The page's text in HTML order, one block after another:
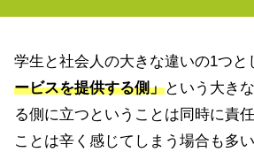
学生と社会人の大きな違いの1つと
ービスを提供する側」という大き
る側に立つということは同時に責
ことは辛く感じてしまう場合も多